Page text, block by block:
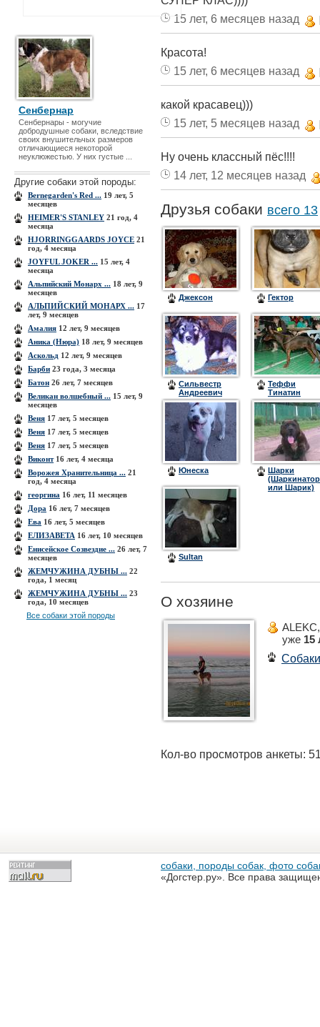
Сенбернар
Сенбернары - могучие
добродушные собаки, вследствие
своих внушительчых размеров
отличающиеся некоторой
неуклюжестью. У них густые ...
Другие собаки этой породы:
Bernegarden's Red ... 19 лет, 5
месяцев
HEIMER'S STANLEY 21 год, 4
месяца
HJORRINGGAARDS JOYCE 21
год, 4 месяца
JOYFUL JOKER ... 15 лет, 4
месяца
Альпийский Монарх ... 18 лет, 9
месяцев
АЛЬПИЙСКИЙ МОНАРХ ... 17
лет, 9 месяцев
Амалия 12 лет, 9 месяцев
Аника (Нюра) 18 лет, 9 месяцев
Аскольд 12 лет, 9 месяцев
Барби 23 года, 3 месяца
Батон 26 лет, 7 месяцев
Великан волшебный ... 15 лет, 9
месяцев
Веня 17 лет, 5 месяцев
Веня 17 лет, 5 месяцев
Веня 17 лет, 5 месяцев
Виконт16 лет, 4 месяца
Ворожея Хранительница ... 21
год, 4 месяца
георгина 16 лет, 11 месяцев
Дора 16 лет, 7 месяцев
Ева 16 лет, 5 месяцев
ЕЛИЗАВЕТА 16 лет, 10 месяцев
Енисейское Созвездие ... 26 лет, 7
месяцев
ЖЕМЧУЖИНА ДУБНЫ ... 22
года, 1 месяц
ЖЕМЧУЖИНА ДУБНЫ ... 23
года, 10 месяцев
Все собаки этой породы
15 лет, 6 месяцев назад
Красота!
15 лет, 6 месяцев назад
какой красавец)))
15 лет, 5 месяцев назад
Ну очень классный пёс!!!!
14 лет, 12 месяцев назад
Друзья собаки всего 13
Джексон Гектор
Сильвестр
Андреевич
Теффи
Тинатин
Тальони
Юнеска
Шарки
(Шаркинатор
или Шарик)
Sultan
О хозяине
уже 15
Собаки
Кол-во просмотров анкеты:
собаки, породы собак, фото
«Догстер.ру». Все права